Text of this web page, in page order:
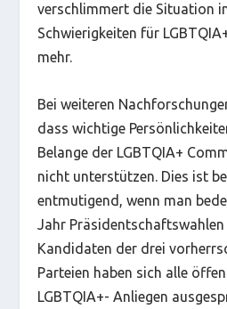
verschlimmert die Situation
Schwierigkeiten für
mehr.
Bei weiteren
dass wichtige
Belange der LGBTQIA+
nicht unterstützen. Dies ist
entmutigend, wenn man
Jahr Präsidentschaftswahlen
Kandidaten der drei
Parteien haben sich alle
LGBTQIA+- Anliegen